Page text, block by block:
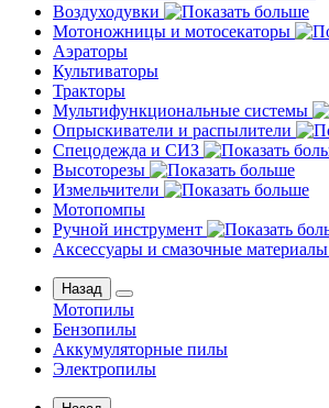
Воздуходувки
Мотоножницы и мотосекаторы
Аэраторы
Культиваторы
Тракторы
Мультифункциональные системы
Опрыскиватели и распылители
Спецодежда и СИЗ
Высоторезы
Измельчители
Мотопомпы
Ручной инструмент
Аксессуары и смазочные материалы
Назад
Мотопилы
Бензопилы
Аккумуляторные пилы
Электропилы